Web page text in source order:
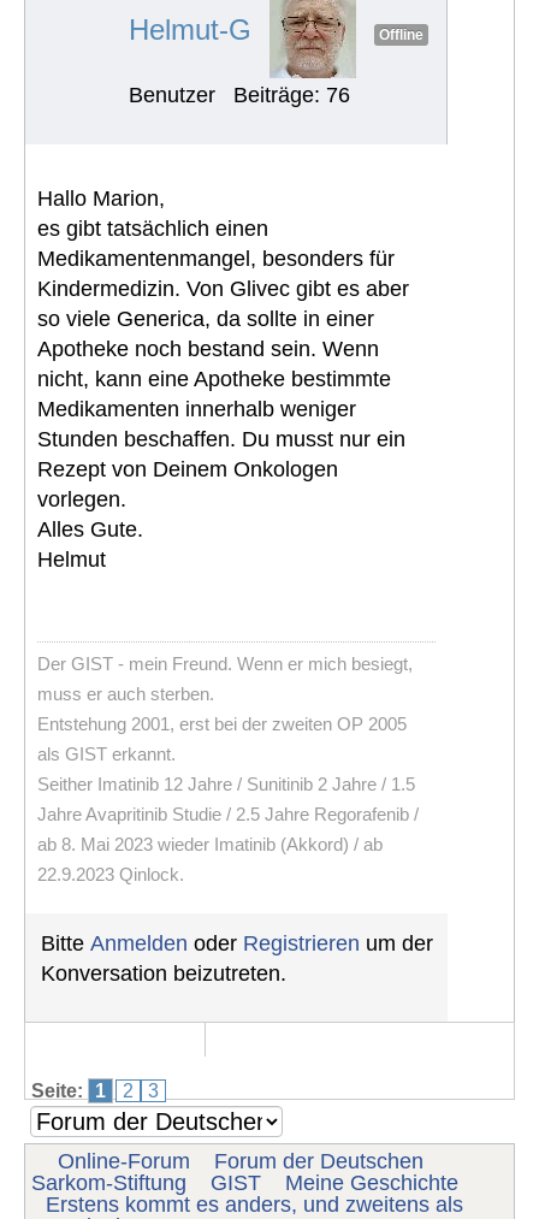
Helmut-G Offline
Benutzer Beiträge: 76
Hallo Marion,
es gibt tatsächlich einen
Medikamentenmangel, besonders für
Kindermedizin. Von Glivec gibt es aber
so viele Generica, da sollte in einer
Apotheke noch bestand sein. Wenn
nicht, kann eine Apotheke bestimmte
Medikamenten innerhalb weniger
Stunden beschaffen. Du musst nur ein
Rezept von Deinem Onkologen
vorlegen.
Alles Gute.
Helmut
Der GIST - mein Freund. Wenn er mich besiegt,
muss er auch sterben.
Entstehung 2001, erst bei der zweiten OP 2005
als GIST erkannt.
Seither Imatinib 12 Jahre / Sunitinib 2 Jahre / 1.5
Jahre Avapritinib Studie / 2.5 Jahre Regorafenib /
ab 8. Mai 2023 wieder Imatinib (Akkord) / ab
22.9.2023 Qinlock.
Bitte Anmelden oder Registrieren um der
Konversation beizutreten.
Seite: 1 2 3
Online-Forum
Forum der Deutschen
Sarkom-Stiftung
GIST
Meine Geschichte
Erstens kommt es anders, und zweitens als